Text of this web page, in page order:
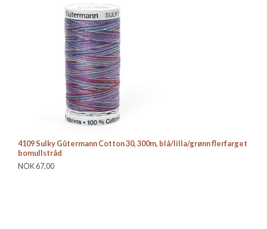
4109 Sulky Gûtermann Cotton 30, 300m, blå/lilla/grønn flerfarget
bomullstråd
NOK 67,00